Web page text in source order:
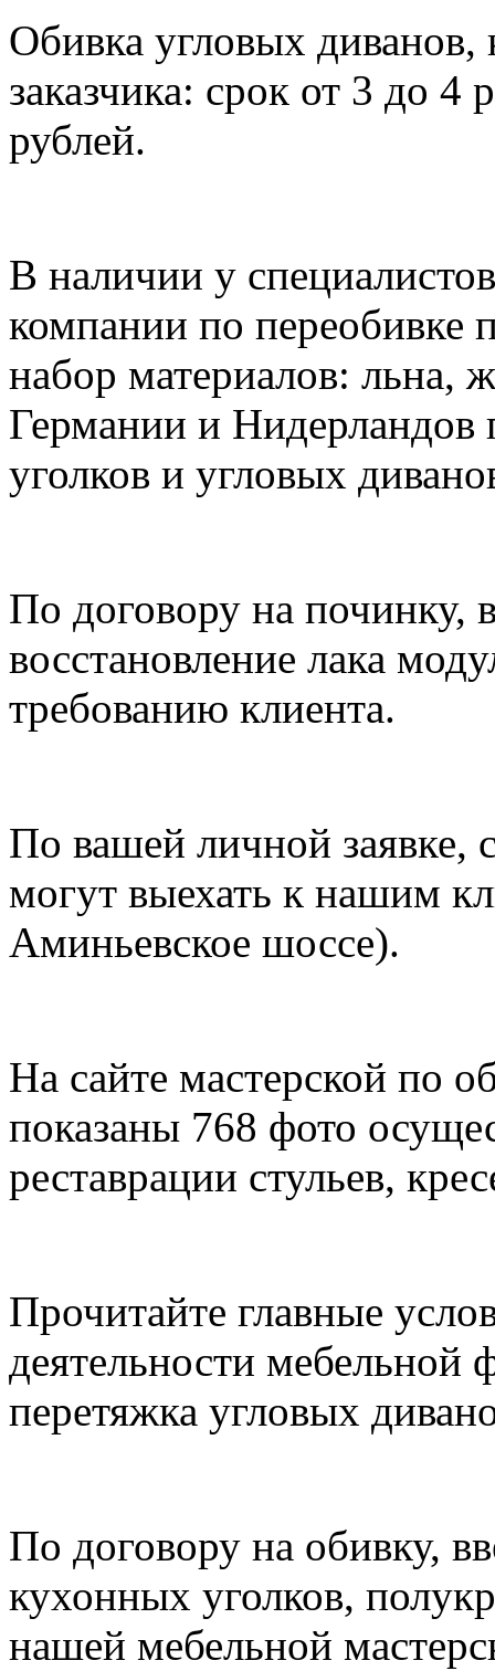
Обивка угловых диванов,
заказчика: срок от 3 до 4
рублей.
В наличии у
компании по переобивке
набор материалов: льна,
Германии и Нидерландов
уголков и угловых
По договору на починку,
восстановление лака
требованию клиента.
По вашей личной
могут выехать к нашим
Аминьевское шоссе).
На сайте мастерской по
показаны 768 фото
реставрации стульев,
Прочитайте главные
деятельности
перетяжка угловых
По договору на обивку,
кухонных уголков,
нашей мебельной